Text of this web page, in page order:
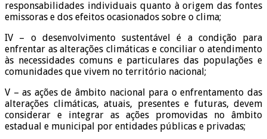
responsabilidades individuais quanto à origem das fontes
emissoras e dos efeitos ocasionados sobre o clima;
IV – o desenvolvimento sustentável é a condição para
enfrentar as alterações climáticas e conciliar o atendimento
às necessidades comuns e particulares das populações e
comunidades que vivem no território nacional;
V – as ações de âmbito nacional para o enfrentamento das
alterações climáticas, atuais, presentes e futuras, devem
considerar e integrar as ações promovidas no âmbito
estadual e municipal por entidades públicas e privadas;